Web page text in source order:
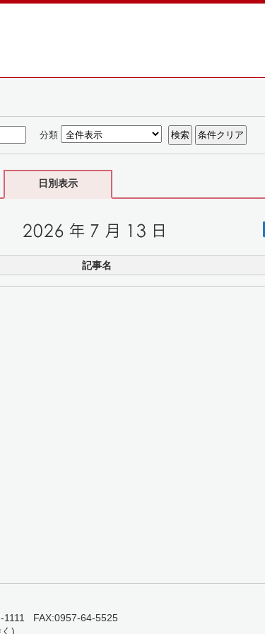
分類
日別表示
記事名
FAX:0957-64-5525
)